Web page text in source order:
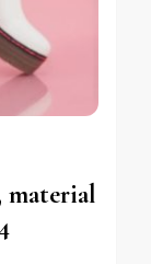
material